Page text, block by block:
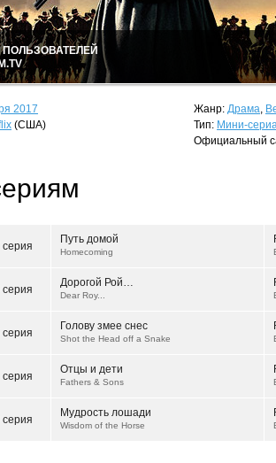
2017
(США)
Жанр: Драма,
Тип: Мини-
Официальный
серия
Путь домой
Homecoming
серия
Дорогой Рой…
Dear Roy...
серия
Голову змее снес
Shot the Head off a Snake
серия
Отцы и дети
Fathers & Sons
серия
Мудрость лошади
Wisdom of the Horse